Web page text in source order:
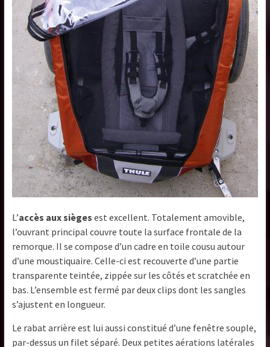
L’accès aux sièges est excellent. Totalement amovible,
l’ouvrant principal couvre toute la surface frontale de la
remorque. Il se compose d’un cadre en toile cousu autour
d’une moustiquaire. Celle-ci est recouverte d’une partie
transparente teintée, zippée sur les côtés et scratchée en
bas. L’ensemble est fermé par deux clips dont les sangles
s’ajustent en longueur.
Le rabat arrière est lui aussi constitué d’une fenêtre souple,
par-dessus un filet séparé. Deux petites aérations latérales